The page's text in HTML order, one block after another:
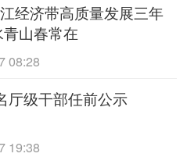
经济带高质量发展三年
山春常在
08:28
厅级干部任前公示
19:38